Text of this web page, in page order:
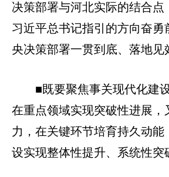
决策部署与河北实际的结合点
习近平总书记指引的方向奋勇
央决策部署一贯到底、落地见
■既要聚焦事关现代化建
在重点领域实现突破性进展，
力，在关键环节培育持久动能
设实现整体性提升、系统性突